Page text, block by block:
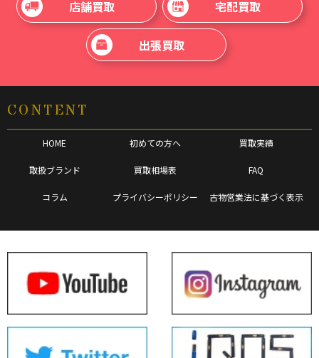
店舗買取 宅配買取
出張買取
CONTENT
HOME 初めての方へ 買取実績
取扱ブランド 買取相場表 FAQ
コラム プライバシーポリシー 古物営業法に基づく表示